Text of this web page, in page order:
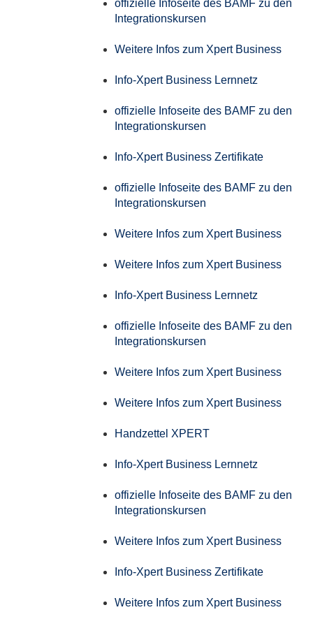
offizielle Infoseite des BAMF zu den
Integrationskursen
Weitere Infos zum Xpert Business
Info-Xpert Business Lernnetz
offizielle Infoseite des BAMF zu den
Integrationskursen
Info-Xpert Business Zertifikate
offizielle Infoseite des BAMF zu den
Integrationskursen
Weitere Infos zum Xpert Business
Weitere Infos zum Xpert Business
Info-Xpert Business Lernnetz
offizielle Infoseite des BAMF zu den
Integrationskursen
Weitere Infos zum Xpert Business
Weitere Infos zum Xpert Business
Handzettel XPERT
Info-Xpert Business Lernnetz
offizielle Infoseite des BAMF zu den
Integrationskursen
Weitere Infos zum Xpert Business
Info-Xpert Business Zertifikate
Weitere Infos zum Xpert Business